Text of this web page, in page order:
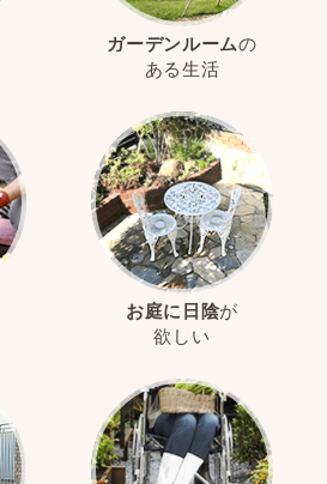
ガーデンルームの
ある生活
お庭に日陰が
欲しい